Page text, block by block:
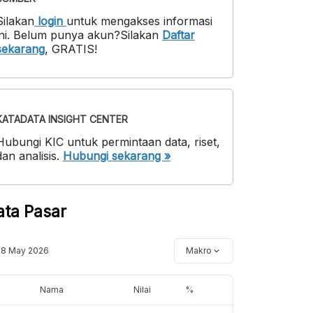
login untuk mengakses informasi
. Belum punya akun?Silakan Daftar
, GRATIS!
INSIGHT CENTER
KIC untuk permintaan data, riset,
analisis. Hubungi sekarang »
Pasar
May 2026 Makro
Nama Nilai %